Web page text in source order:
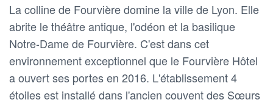
La colline de Fourvière domine la ville de Lyon. Elle
abrite le théâtre antique, l'odéon et la basilique
Notre-Dame de Fourvière. C'est dans cet
environnement exceptionnel que le Fourvière Hôtel
a ouvert ses portes en 2016. L'établissement 4
étoiles est installé dans l'ancien couvent des Sœurs